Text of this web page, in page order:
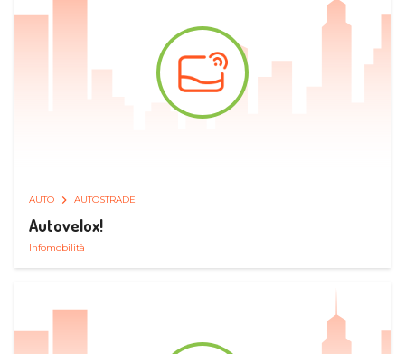
AUTO AUTOSTRADE
Autovelox!
Infomobilità